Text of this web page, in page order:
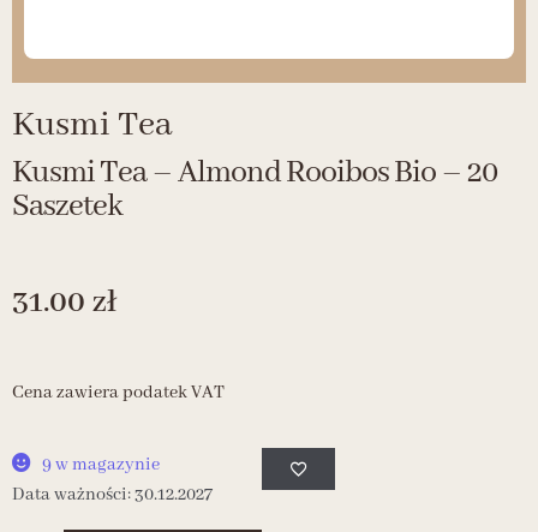
Kusmi Tea
Kusmi Tea – Almond Rooibos Bio – 20
Saszetek
31.00 zł
Cena zawiera podatek VAT
9 w magazynie
Data ważności: 30.12.2027